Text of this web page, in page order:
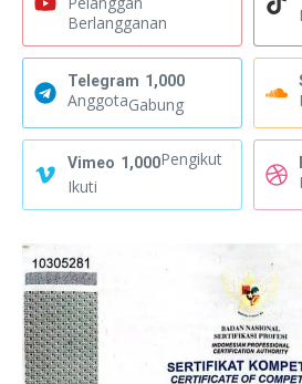
Berlangganan
Telegram 1,000
AnggotaGabung
Vimeo 1,000Pengikut
Ikuti